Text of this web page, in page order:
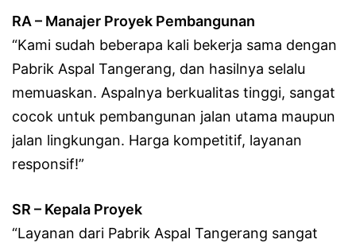
RA – Manajer Proyek Pembangunan
“Kami sudah beberapa kali bekerja sama dengan
Pabrik Aspal Tangerang, dan hasilnya selalu
memuaskan. Aspalnya berkualitas tinggi, sangat
cocok untuk pembangunan jalan utama maupun
jalan lingkungan. Harga kompetitif, layanan
responsif!”
SR – Kepala Proyek
“Layanan dari Pabrik Aspal Tangerang sangat